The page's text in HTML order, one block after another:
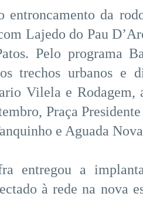
entroncamento da
Lajedo do Pau
Pelo programa
trechos urbanos e
Vilela e Rodagem,
Praça
e Aguada
entregou a
à rede na nova